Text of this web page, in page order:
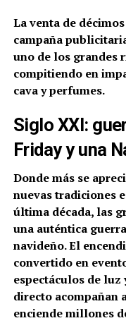
La venta de
campaña
uno de los grandes
compitiendo en
cava y perfumes.
Siglo XXI:
Friday y una
Donde más se
nuevas tradiciones
última década, las
una auténtica
navideño. El
convertido en
espectáculos de
directo acompañan
enciende millones